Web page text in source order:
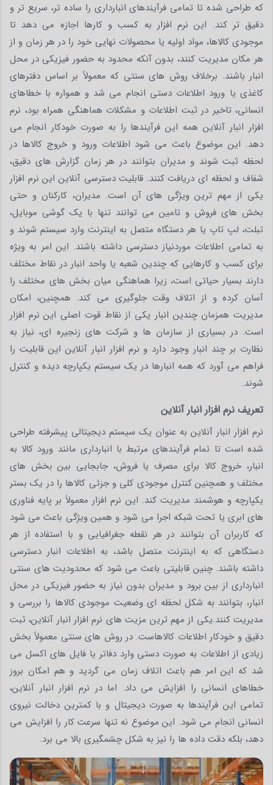
که طراحی شده تا تمامی فرآیندهای انبارداری را ساده تر، سریع تر و
دقیق تر کند. این نرم افزار به کسب و کارها اجازه می دهد تا
موجودی کالاها، مواد اولیه یا محصولات نهایی خود را در هر زمان و از
هر مکان مدیریت کنند، بدون آنکه محدود به حضور فیزیکی در محل
انبار باشند. برخلاف روش های سنتی که معمولاً بر اساس دفترهای
کاغذی یا ورود اطلاعات دستی انجام می شد و همواره با خطاهای
انسانی، تاخیر در ثبت اطلاعات و مشکلات هماهنگی همراه بود، نرم
افزار انبار آنلاین همه این فرآیندها را به صورت خودکار انجام می
دهد. این موضوع باعث می شود اطلاعات ورود و خروج کالاها در
لحظه ثبت شوند و مدیران بتوانند در هر زمان گزارش های دقیق،
شفاف و لحظه ای دریافت کنند. قابلیت دسترسی آنلاین این نرم افزار
یکی از مهم ترین ویژگی های آن است. مدیران، کارکنان و حتی
بخش های فروش و تامین می توانند تنها با یک گوشی موبایل،
تبلت، لپ تاپ یا هر دستگاه متصل به اینترنت وارد سیستم شوند و
به تمامی اطلاعات موردنیاز دسترسی داشته باشند. این امر به ویژه
برای کسب و کارهایی که چندین شعبه یا واحد انبار در نقاط مختلف
دارند بسیار حیاتی است، زیرا هماهنگی میان بخش های مختلف را
آسان کرده و از اتلاف وقت جلوگیری می کند. همچنین، امکان
مدیریت همزمان چندین انبار یکی از نقاط قوت اصلی این نرم افزار
است. در بسیاری از سازمان ها و شرکت های زنجیره ای، نیاز به
نظارت بر چند انبار وجود دارد و نرم افزار انبار آنلاین این قابلیت را
فراهم می آورد که همه انبارها در یک سیستم یکپارچه دیده و کنترل
شوند.
تعریف نرم‌ افزار انبار آنلاین
نرم افزار انبار آنلاین به عنوان یک سیستم دیجیتالی پیشرفته طراحی
شده است تا تمام فرآیندهای مرتبط با انبارداری مانند ورود کالا به
انبار، خروج کالا برای مصرف یا فروش، جابجایی بین بخش های
مختلف و همچنین کنترل موجودی کلی و جزئی کالاها را در یک بستر
یکپارچه و هوشمند مدیریت کند. این نرم افزار معمولاً بر پایه فناوری
های ابری یا تحت شبکه اجرا می شود و همین ویژگی باعث می شود
که کاربران آن بتوانند در هر نقطه جغرافیایی و با استفاده از هر
دستگاهی که به اینترنت متصل باشد، به اطلاعات انبار دسترسی
داشته باشند. چنین قابلیتی باعث می شود که محدودیت های سنتی
انبارداری از بین برود و مدیران بدون نیاز به حضور فیزیکی در محل
انبار، بتوانند به شکل لحظه ای وضعیت موجودی کالاها را بررسی و
مدیریت کنند.یکی از مهم ترین مزیت های نرم افزار انبار آنلاین، ثبت
دقیق و خودکار اطلاعات کالاهاست. در روش های سنتی معمولاً بخش
زیادی از اطلاعات به صورت دستی وارد دفاتر یا فایل های اکسل می
شد که این امر هم باعث اتلاف زمان می گردید و هم امکان بروز
خطاهای انسانی را افزایش می داد. اما در نرم افزار انبار آنلاین،
تمامی این فرآیندها به صورت دیجیتال و با کمترین دخالت نیروی
انسانی انجام می شود. این موضوع نه تنها سرعت کار را افزایش می
دهد، بلکه دقت داده ها را نیز به شکل چشمگیری بالا می برد.